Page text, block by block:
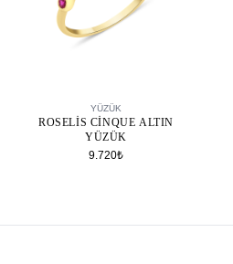
YÜZÜK
ROSELIS CINQUE ALTIN
YÜZÜK
9.720₺